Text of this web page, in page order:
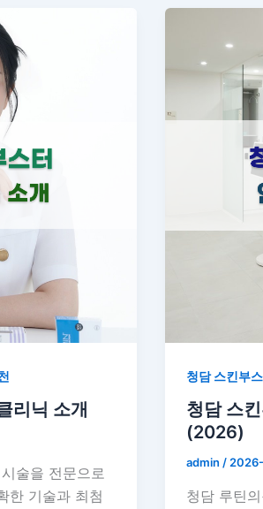
리닉 소개
술을 전문으로
한 기술과 최첨
청담 스킨부
청담 스
(2026)
admin /
청담 루틴